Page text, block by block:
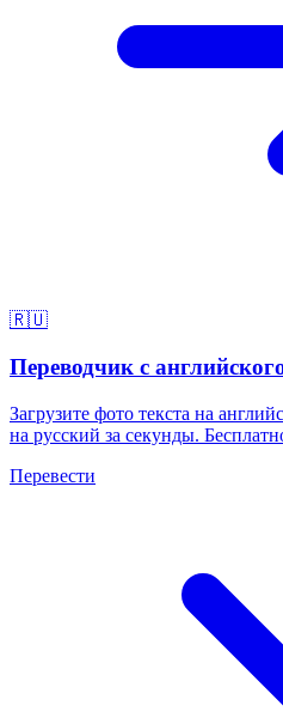
🇷🇺
Переводчик с
Загрузите фото текста на
на русский за секунды.
Перевести